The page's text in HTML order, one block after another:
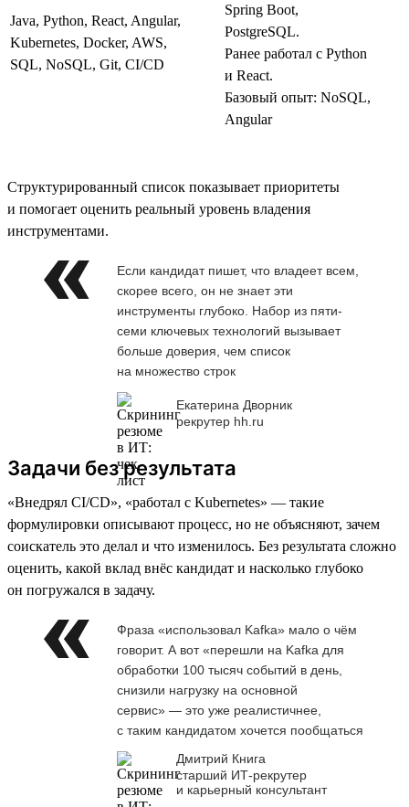
Java, Python, React, Angular,
Kubernetes, Docker, AWS,
SQL, NoSQL, Git, CI/CD
Spring Boot,
PostgreSQL.
Ранее работал с Python
и React.
Базовый опыт: NoSQL,
Angular
Структурированный список показывает приоритеты
и помогает оценить реальный уровень владения
инструментами.
Если кандидат пишет, что владеет всем,
скорее всего, он не знает эти
инструменты глубоко. Набор из пяти-
семи ключевых технологий вызывает
больше доверия, чем список
на множество строк
Екатерина Дворник
рекрутер hh.ru
Задачи без результата
«Внедрял CI/CD», «работал с Kubernetes» — такие
формулировки описывают процесс, но не объясняют, зачем
соискатель это делал и что изменилось. Без результата сложно
оценить, какой вклад внёс кандидат и насколько глубоко
он погружался в задачу.
Фраза «использовал Kafka» мало о чём
говорит. А вот «перешли на Kafka для
обработки 100 тысяч событий в день,
снизили нагрузку на основной
сервис» — это уже реалистичнее,
с таким кандидатом хочется пообщаться
Дмитрий Книга
старший ИТ-рекрутер
и карьерный консультант